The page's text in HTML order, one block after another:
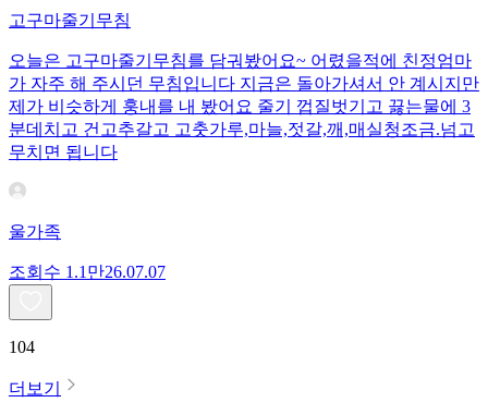
고구마줄기무침
오늘은 고구마줄기무침를 담궈봤어요~ 어렸을적에 친정엄마
가 자주 해 주시던 무침입니다 지금은 돌아가셔서 안 계시지만
제가 비슷하게 훙내를 내 봤어요 줄기 껍질벗기고 끓는물에 3
분데치고 건고추갈고 고춧가루,마늘,젓갈,깨,매실청조금.넘고
무치면 됩니다
울가족
조회수 1.1만26.07.07
104
더보기